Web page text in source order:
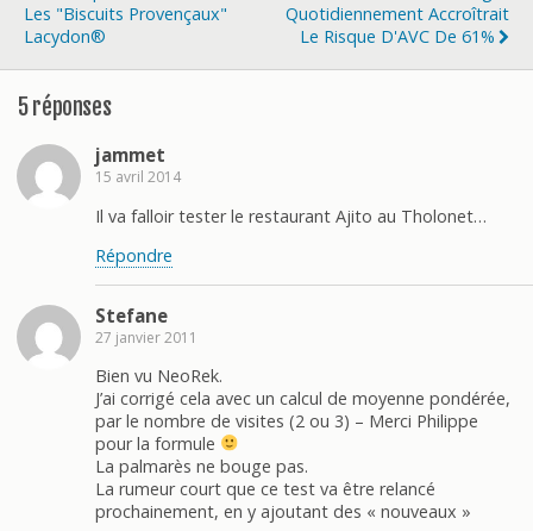
Les "biscuits Provençaux"
Lacydon®
Quotidiennement Accroîtrait
Le Risque D'AVC De 61%
5 réponses
jammet
15 avril 2014
Il va falloir tester le restaurant Ajito au Tholonet…
Répondre
Stefane
27 janvier 2011
Bien vu NeoRek.
J’ai corrigé cela avec un calcul de moyenne pondérée,
par le nombre de visites (2 ou 3) – Merci Philippe
pour la formule
La palmarès ne bouge pas.
La rumeur court que ce test va être relancé
prochainement, en y ajoutant des « nouveaux »